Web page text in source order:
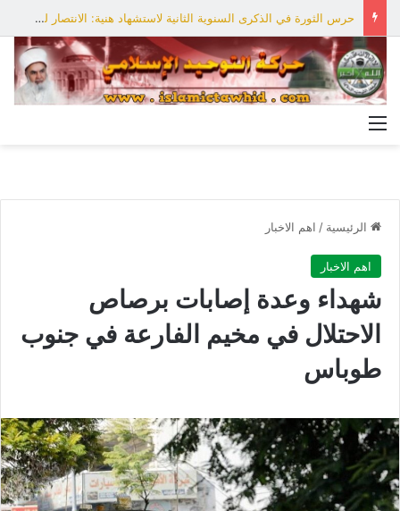
حرس الثورة في الذكرى السنوية الثانية لاستشهاد هنية: الانتصار لفلسطين أقرب
الرئيسية / اهم الاخبار
اهم الاخبار
شهداء وعدة إصابات برصاص
الاحتلال في مخيم الفارعة في جنوب
طوباس